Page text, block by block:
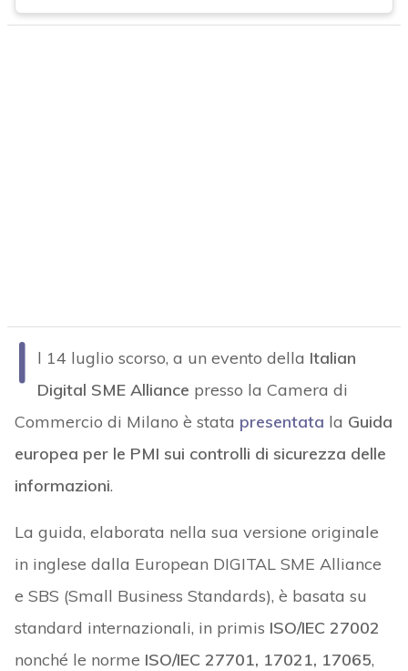
I l 14 luglio scorso, a un evento della Italian
Digital SME Alliance presso la Camera di
Commercio di Milano è stata presentata la Guida
europea per le PMI sui controlli di sicurezza delle
informazioni.
La guida, elaborata nella sua versione originale
in inglese dalla European DIGITAL SME Alliance
e SBS (Small Business Standards), è basata su
standard internazionali, in primis ISO/IEC 27002
nonché le norme ISO/IEC 27701, 17021, 17065,